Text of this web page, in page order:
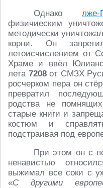
Однако лже-
физичиеским
методически
корни. Он
летоисчислением от
Храме и ввёл
лета 7208от СМЗХ
росчерком пера он
превратил
родства не
старые книги и
костюм и
подстраивая под
При этом он с
ненавистью
выжимал все соки с
«С другими